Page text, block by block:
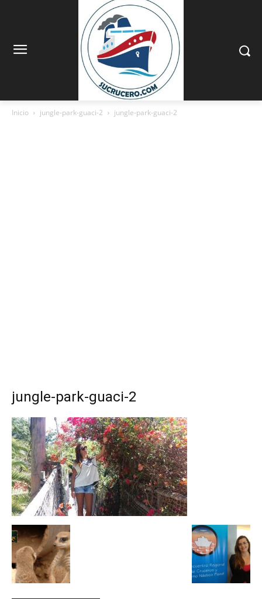
Inicio jungle-park-guaci-2 jungle-park-guaci-2
jungle-park-guaci-2